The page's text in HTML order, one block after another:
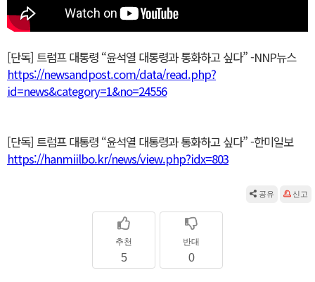
[단독] 트럼프 대통령 “윤석열 대통령과 통화하고 싶다” -NNP뉴스
https://newsandpost.com/data/read.php?
id=news&category=1&no=24556
[단독] 트럼프 대통령 “윤석열 대통령과 통화하고 싶다” -한미일보
https://hanmiilbo.kr/news/view.php?idx=803
공유 신고
추천
5
반대
0